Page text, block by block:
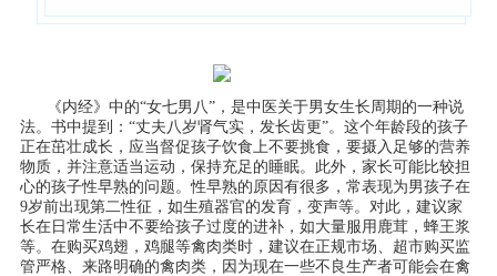
《内经》中的“女七男八”，是中医关于男女生长周期的一种说
法。书中提到：“丈夫八岁肾气实，发长齿更”。这个年龄段的孩子
正在茁壮成长，应当督促孩子饮食上不要挑食，要摄入足够的营养
物质，并注意适当运动，保持充足的睡眠。 此外，家长可能比较担
心的孩子性早熟的问题。性早熟的原因有很多，常表现为男孩子在
9岁前出现第二性征，如生殖器官的发育，变声等。对此， 建议家
长在日常生活中不要给孩子过度的进补，如大量服用鹿茸，蜂王浆
等。在购买鸡翅，鸡腿等禽肉类时，建议在正规市场、超市购买监
管严格、来路明确的禽肉类，因为现在一些不良生产者可能会在禽